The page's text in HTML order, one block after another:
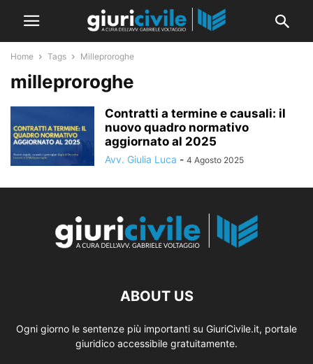
Home Tags Milleproroghe
milleproroghe
Contratti a termine e causali: il
nuovo quadro normativo
aggiornato al 2025
Avv. Giulia Luca - 4 Agosto 2025
ABOUT US
Ogni giorno le sentenze più importanti su GiuriCivile.it, portale
giuridico accessibile gratuitamente.